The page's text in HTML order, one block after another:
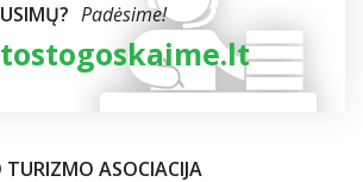
Padėsime!
ASOCIACIJA